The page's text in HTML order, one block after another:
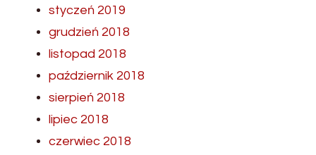
styczeń 2019
grudzień 2018
listopad 2018
październik 2018
sierpień 2018
lipiec 2018
czerwiec 2018